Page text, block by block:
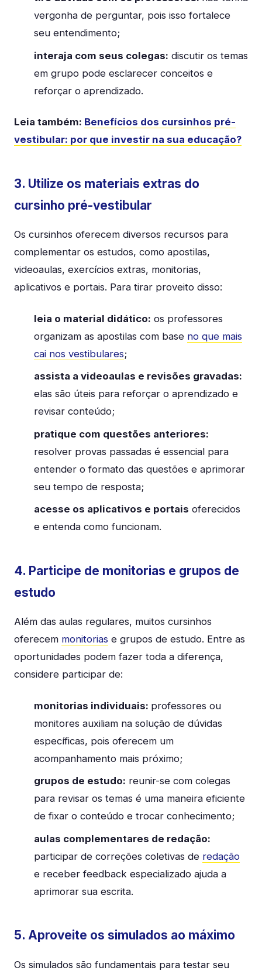
vergonha de perguntar, pois isso fortalece
seu entendimento;
interaja com seus colegas: discutir os temas
em grupo pode esclarecer conceitos e
reforçar o aprendizado.
Leia também: Benefícios dos cursinhos pré-
vestibular: por que investir na sua educação?
3. Utilize os materiais extras do
cursinho pré-vestibular
Os cursinhos oferecem diversos recursos para
complementar os estudos, como apostilas,
videoaulas, exercícios extras, monitorias,
aplicativos e portais. Para tirar proveito disso:
leia o material didático: os professores
organizam as apostilas com base no que mais
cai nos vestibulares;
assista a videoaulas e revisões gravadas:
elas são úteis para reforçar o aprendizado e
revisar conteúdo;
pratique com questões anteriores:
resolver provas passadas é essencial para
entender o formato das questões e aprimorar
seu tempo de resposta;
acesse os aplicativos e portais oferecidos
e entenda como funcionam.
4. Participe de monitorias e grupos de
estudo
Além das aulas regulares, muitos cursinhos
oferecem monitorias e grupos de estudo. Entre as
oportunidades podem fazer toda a diferença,
considere participar de:
monitorias individuais: professores ou
monitores auxiliam na solução de dúvidas
específicas, pois oferecem um
acompanhamento mais próximo;
grupos de estudo: reunir-se com colegas
para revisar os temas é uma maneira eficiente
de fixar o conteúdo e trocar conhecimento;
aulas complementares de redação:
participar de correções coletivas de redação
e receber feedback especializado ajuda a
aprimorar sua escrita.
5. Aproveite os simulados ao máximo
Os simulados são fundamentais para testar seu